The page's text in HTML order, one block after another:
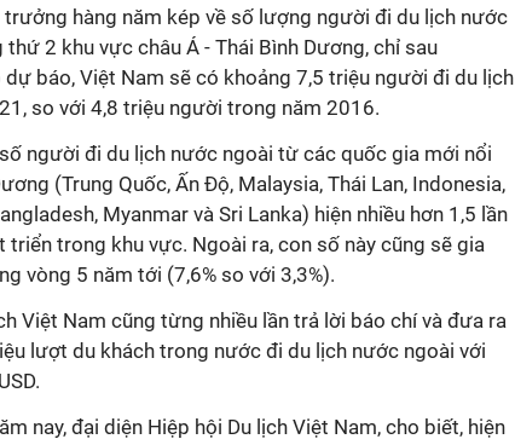
hàng năm kép về số lượng người đi du lịch nước
2 khu vực châu Á - Thái Bình Dương, chỉ sau
dự báo, Việt Nam sẽ có khoảng 7,5 triệu người đi du lịch
so với 4,8 triệu người trong năm 2016.
người đi du lịch nước ngoài từ các quốc gia mới nổi
(Trung Quốc, Ấn Độ, Malaysia, Thái Lan, Indonesia,
Myanmar và Sri Lanka) hiện nhiều hơn 1,5 lần
trong khu vực. Ngoài ra, con số này cũng sẽ gia
vòng 5 năm tới (7,6% so với 3,3%).
Việt Nam cũng từng nhiều lần trả lời báo chí và đưa ra
lượt du khách trong nước đi du lịch nước ngoài với
nay, đại diện Hiệp hội Du lịch Việt Nam, cho biết, hiện